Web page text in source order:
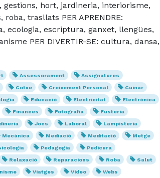
gestions, hort, jardineria, interiorisme,
trasllats PER APRENDRE:
ecologia, escriptura, ganxet, llengües,
PER DIVERTIR-SE: cultura, dansa,
Assessorament
Assignatures
Cotxe Creixement Personal
Cuinar
Educació Electricitat
Electrònica
Finances Fotografia
Fusteria
Jocs Laboral
Lampisteria
Mecànica Mediació Meditació
Metge
Pedagogia
Pedicura
Relaxació Reparacions Roba
Salut
Viatges Vídeo Webs